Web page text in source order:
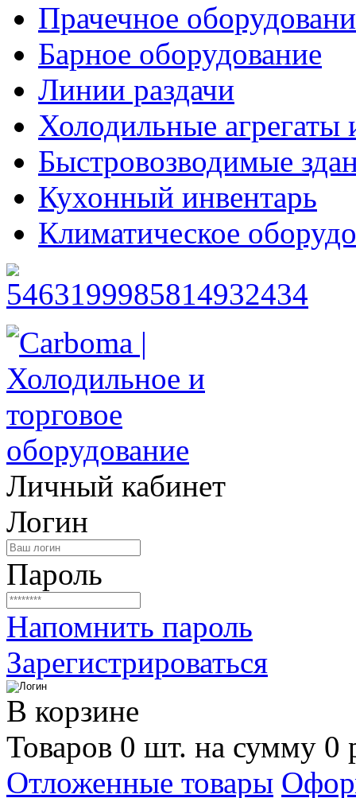
Прачечное
Барное оборудование
Линии раздачи
Холодильные агрегаты
Быстровозводимые
Кухонный инвентарь
Климатическое
Личный кабинет
Логин
Пароль
Напомнить пароль
Зарегистрироваться
В корзине
Товаров 0 шт. на сумму 0
Отложенные товары